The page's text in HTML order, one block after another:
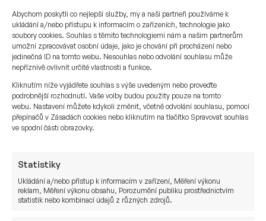
Abychom poskytli co nejlepší služby, my a naši partneři používáme k
ukládání a/nebo přístupu k informacím o zařízeních, technologie jako
soubory cookies. Souhlas s těmito technologiemi nám a našim partnerům
umožní zpracovávat osobní údaje, jako je chování při procházení nebo
jedinečná ID na tomto webu. Nesouhlas nebo odvolání souhlasu může
nepříznivě ovlivnit určité vlastnosti a funkce.
Kliknutím níže vyjádřete souhlas s výše uvedeným nebo proveďte
podrobnější rozhodnutí. Vaše volby budou použity pouze na tomto
webu. Nastavení můžete kdykoli změnit, včetně odvolání souhlasu, pomocí
přepínačů v Zásadách cookies nebo kliknutím na tlačítko Spravovat souhlas
ve spodní části obrazovky.
Statistiky
Ukládání a/nebo přístup k informacím v zařízení, Měření výkonu
reklam, Měření výkonu obsahu, Porozumění publiku prostřednictvím
statistik nebo kombinací údajů z různých zdrojů.
financování. I zde lze najít vysoce kvalitní investiční
příležitosti – jen jich je výrazně méně než na trhu
soukromém. Private equity pak umožňuje
vstoupit do firem dříve, než se objeví na burze,
a být tak přímým účastníkem růstu nových lídrů.
Právě propojení těchto dvou světů považujeme za
základní stavební prvek strategické správy
rodinného bohatství.
teprve začíná
Pokud hledáte růstové investice, které nejsou